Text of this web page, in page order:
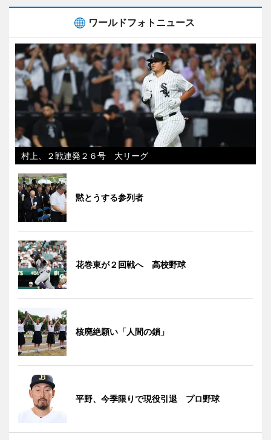
ワールドフォトニュース
村上、２戦連発２６号 大リーグ
黙とうする参列者
花巻東が２回戦へ 高校野球
核廃絶願い「人間の鎖」
平野、今季限りで現役引退 プロ野球